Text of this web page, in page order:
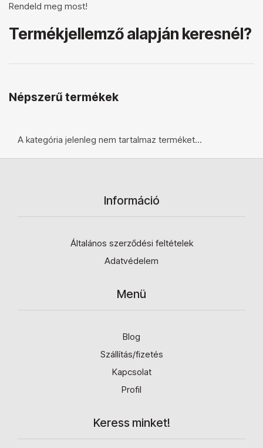
Rendeld meg most!
Termékjellemző alapján keresnél?
Népszerű termékek
A kategória jelenleg nem tartalmaz terméket...
Információ
Általános szerződési feltételek
Adatvédelem
Menü
Blog
Szállítás/fizetés
Kapcsolat
Profil
Keress minket!